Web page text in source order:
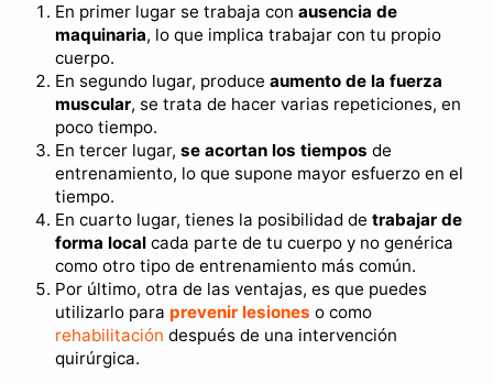
En primer lugar se trabaja con ausencia de
maquinaria, lo que implica trabajar con tu propio
cuerpo.
En segundo lugar, produce aumento de la fuerza
muscular, se trata de hacer varias repeticiones, en
poco tiempo.
En tercer lugar, se acortan los tiempos de
entrenamiento, lo que supone mayor esfuerzo en el
tiempo.
En cuarto lugar, tienes la posibilidad de trabajar de
forma local cada parte de tu cuerpo y no genérica
como otro tipo de entrenamiento más común.
Por último, otra de las ventajas, es que puedes
utilizarlo para prevenir lesiones o como
rehabilitación después de una intervención
quirúrgica.